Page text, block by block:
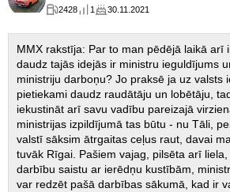
2428 1 30.11.2021
MMX rakstīja: Par to man pēdējā laikā arī
daudz tajās idejās ir ministru ieguldījums
ministriju darboņu? Jo praksē ja uz valsts
pietiekami daudz raudātāju un lobētāju,
iekustināt arī savu vadību pareizajā
ministrijas izpildījumā tas būtu - nu Tāli,
valstī sāksim ātrgaitas ceļus raut, davai
tuvāk Rīgai. Pašiem vajag, pilsēta arī
darbību saistu ar ierēdņu kustībām,
var redzēt pašā darbības sākumā, kad ir